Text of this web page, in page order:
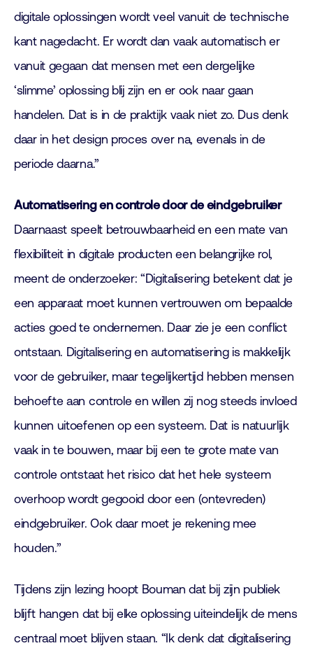
digitale oplossingen wordt veel vanuit de technische
kant nagedacht. Er wordt dan vaak automatisch er
vanuit gegaan dat mensen met een dergelijke
‘slimme’ oplossing blij zijn en er ook naar gaan
handelen. Dat is in de praktijk vaak niet zo. Dus denk
daar in het design proces over na, evenals in de
periode daarna.”
Automatisering en controle door de eindgebruiker
Daarnaast speelt betrouwbaarheid en een mate van
flexibiliteit in digitale producten een belangrijke rol,
meent de onderzoeker: “Digitalisering betekent dat je
een apparaat moet kunnen vertrouwen om bepaalde
acties goed te ondernemen. Daar zie je een conflict
ontstaan. Digitalisering en automatisering is makkelijk
voor de gebruiker, maar tegelijkertijd hebben mensen
behoefte aan controle en willen zij nog steeds invloed
kunnen uitoefenen op een systeem. Dat is natuurlijk
vaak in te bouwen, maar bij een te grote mate van
controle ontstaat het risico dat het hele systeem
overhoop wordt gegooid door een (ontevreden)
eindgebruiker. Ook daar moet je rekening mee
houden.”
Tijdens zijn lezing hoopt Bouman dat bij zijn publiek
blijft hangen dat bij elke oplossing uiteindelijk de mens
centraal moet blijven staan. “Ik denk dat digitalisering